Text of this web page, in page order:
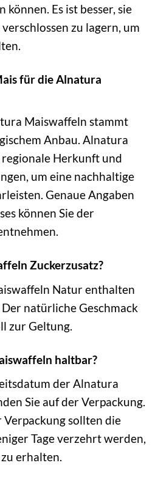
Es ist besser, sie
zu lagern, um
für die Alnatura
Maiswaffeln stammt
Anbau. Alnatura
Herkunft und
um eine nachhaltige
Genaue Angaben
können Sie der
Zuckerzusatz?
Natur enthalten
natürliche Geschmack
zur Geltung.
haltbar?
der Alnatura
Sie auf der Verpackung.
Verpackung sollten die
Tage verzehrt werden,
erhalten.